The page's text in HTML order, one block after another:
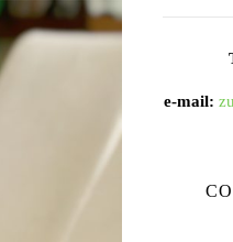
e-mail: